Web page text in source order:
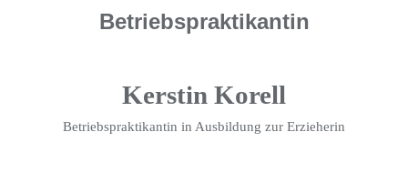
Betriebspraktikantin
Kerstin Korell
Betriebspraktikantin in Ausbildung zur Erzieherin